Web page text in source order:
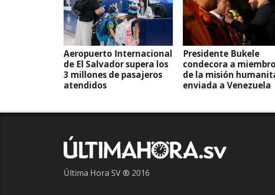
Aeropuerto Internacional
de El Salvador supera los
3 millones de pasajeros
atendidos
Presidente Bukele
condecora a
de la misión
enviada a Venezuela
Última Hora SV ® 2016